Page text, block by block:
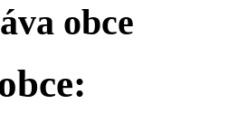
obce